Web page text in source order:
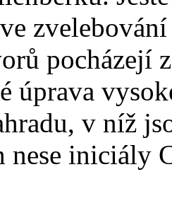
pocházejí
úprava
v níž
iniciály